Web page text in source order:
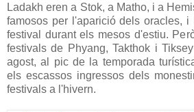
Ladakh eren a Stok, a Matho, i a
famosos per l'aparició dels oracles,
festival durant els mesos d'estiu.
festivals de Phyang, Takthok i
agost, al pic de la temporada
els escassos ingressos dels
festivals a l'hivern.